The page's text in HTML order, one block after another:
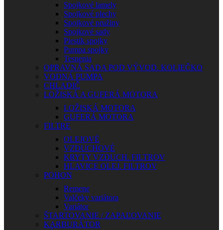
Spojkové lamely
Spojkové plechy
Spojkové pružiny
Spojkové sady
Piestik spojky
Pumpa spojky
Tesnenia
OPRAVNÁ SADA POD VÝVOD. KOLIEČKO
VODNÁ PUMPA
CHLADIČ
LOŽISKÁ A GUFERÁ MOTORA
LOŽISKÁ MOTORA
GUFERÁ MOTORA
FILTRE
OLEJOVÉ
VZDUCHOVÉ
KRYTY VZDUCH. FILTROV
HLAVICE OLEJ. FILTROV
POHON
Remene
Valčeky variátora
Variátor
ŠTARTOVANIE / ZAPAĽOVANIE
KARBURÁTOR